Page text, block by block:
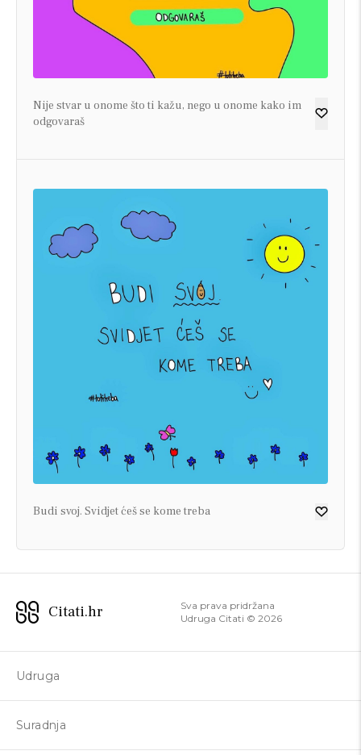
Nije stvar u onome što ti kažu, nego u onome kako im
odgovaraš
Budi svoj. Svidjet ćeš se kome treba
Citati.hr
Sva prava pridržana
Udruga Citati © 2026
Udruga
Suradnja